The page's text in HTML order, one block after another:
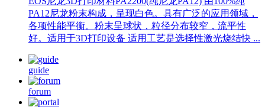
PA12尼龙粉末构成，呈现白色。具有广泛的应用领域，
各项性能平衡。粉末呈球状，粒径分布较窄，流平性
好。适用于3D打印设备 适用工艺是选择性激光烧结快 ...
guide
forum